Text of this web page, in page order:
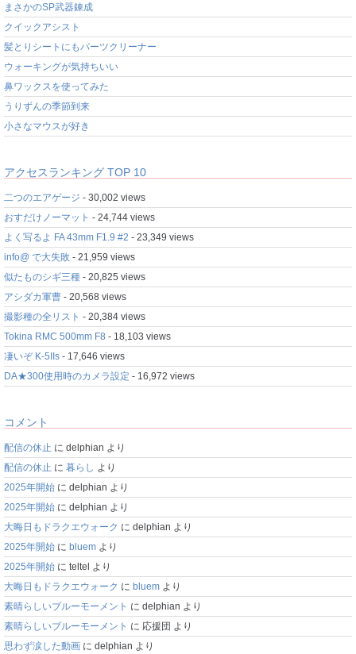
まさかのSP武器錬成
クイックアシスト
髪とりシートにもパーツクリーナー
ウォーキングが気持ちいい
鼻ワックスを使ってみた
うりずんの季節到来
小さなマウスが好き
アクセスランキング TOP 10
二つのエアゲージ - 30,002 views
おすだけノーマット - 24,744 views
よく写るよ FA 43mm F1.9 #2 - 23,349 views
info@ で大失敗 - 21,959 views
似たものシギ三種 - 20,825 views
アシダカ軍曹 - 20,568 views
撮影種の全リスト - 20,384 views
Tokina RMC 500mm F8 - 18,103 views
凄いぞ K-5IIs - 17,646 views
DA★300使用時のカメラ設定 - 16,972 views
コメント
配信の休止 に delphian より
配信の休止 に 暮らし より
2025年開始 に delphian より
2025年開始 に delphian より
大晦日もドラクエウォーク に delphian より
2025年開始 に bluem より
2025年開始 に teltel より
大晦日もドラクエウォーク に bluem より
素晴らしいブルーモーメント に delphian より
素晴らしいブルーモーメント に 応援団 より
思わず涙した動画 に delphian より